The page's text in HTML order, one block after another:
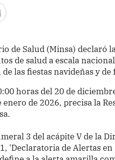
de Salud (Minsa) declaró
de salud a escala
las fiestas navideñas y de
horas del 20 de
enero de 2026, precisa la
3 del acápite V de la
'Declaratoria de Alertas